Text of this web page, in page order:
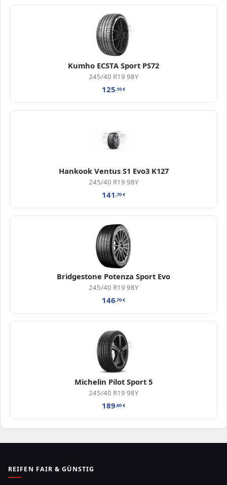
Kumho ECSTA Sport PS72
245/40 R19 98Y
125,10€
Hankook Ventus S1 Evo3 K127
245/40 R19 98Y
141,70€
Bridgestone Potenza Sport Evo
245/40 R19 98Y
146,70€
Michelin Pilot Sport 5
245/40 R19 98Y
189,80€
REIFEN FAIR & GÜNSTIG